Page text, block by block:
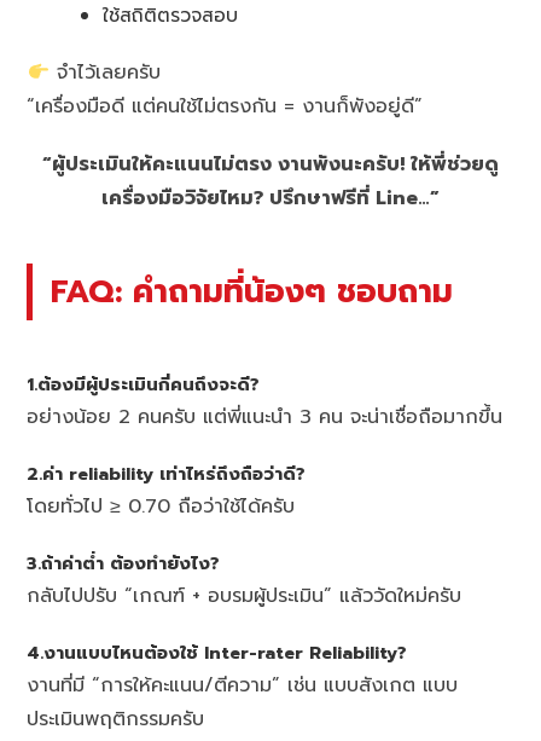
ใช้สถิติตรวจสอบ
จำไว้เลยครับ
“เครื่องมือดี แต่คนใช้ไม่ตรงกัน = งานก็พังอยู่ดี”
“ผู้ประเมินให้คะแนนไม่ตรง งานพังนะครับ! ให้พี่ช่วยดู
เครื่องมือวิจัยไหม? ปรึกษาฟรีที่ Line…”
FAQ: คำถามที่น้องๆ ชอบถาม
1.ต้องมีผู้ประเมินกี่คนถึงจะดี?
อย่างน้อย 2 คนครับ แต่พี่แนะนำ 3 คน จะน่าเชื่อถือมากขึ้น
2.ค่า reliability เท่าไหร่ถึงถือว่าดี?
โดยทั่วไป ≥ 0.70 ถือว่าใช้ได้ครับ
3.ถ้าค่าต่ำ ต้องทำยังไง?
กลับไปปรับ “เกณฑ์ + อบรมผู้ประเมิน” แล้ววัดใหม่ครับ
4.งานแบบไหนต้องใช้ Inter-rater Reliability?
งานที่มี “การให้คะแนน/ตีความ” เช่น แบบสังเกต แบบ
ประเมินพฤติกรรมครับ